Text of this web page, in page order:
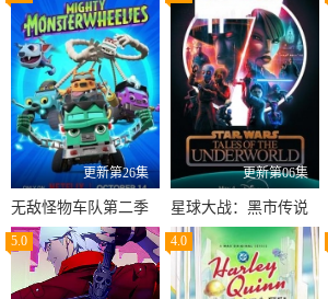
更新第26集
无敌怪物车队第二季
更新第06集
星球大战：黑市传说
5.0 4.0